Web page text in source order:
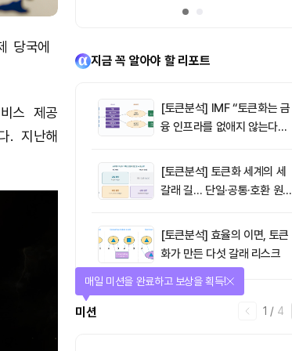
당국에
스 제공
. 지난해
약세
지금 꼭 알아야 할 리포트
[토큰분석] IMF “토큰화는 금
융 인프라를 없애지 않는다…
뿐”
[토큰분석] 토큰화 세계의 세
갈래 길… 단일·공통·호환 원장
명
[토큰분석] 효율의 이면, 토큰
화가 만든 다섯 갈래 리스크
1 / 4
미션
매일 미션을 완료하고 보상을 획득!